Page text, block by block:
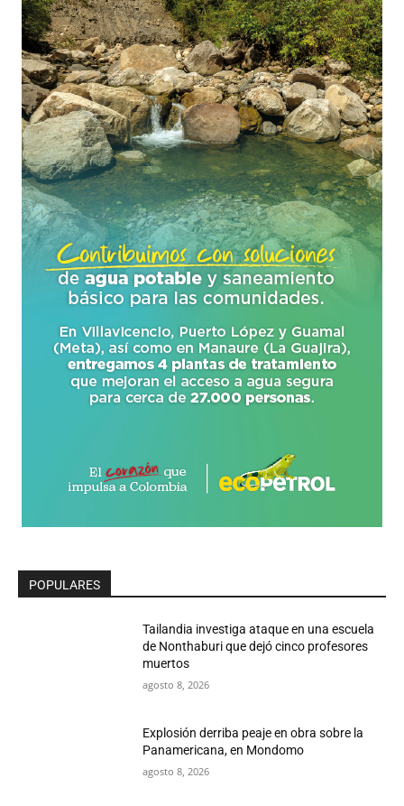
POPULARES
Tailandia investiga ataque en una escuela
de Nonthaburi que dejó cinco profesores
muertos
agosto 8, 2026
Explosión derriba peaje en obra sobre la
Panamericana, en Mondomo
agosto 8, 2026